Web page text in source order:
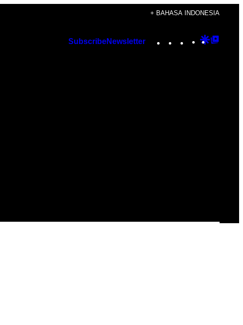
+ BAHASA INDONESIA
SubscribeNewsletter Instagram
TikTok
YouTube
Google